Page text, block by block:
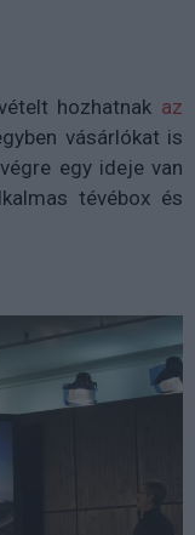
hozhatnak az
vásárlókat is
egy ideje van
tévébox és